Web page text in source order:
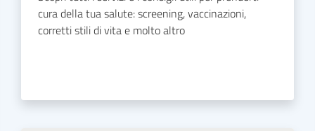
cura della tua salute: screening, vaccinazioni,
corretti stili di vita e molto altro